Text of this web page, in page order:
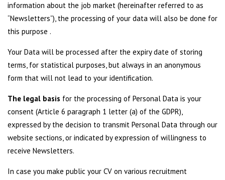
information about the job market (hereinafter referred to as
“Newsletters”), the processing of your data will also be done for
this purpose .
Your Data will be processed after the expiry date of storing
terms, for statistical purposes, but always in an anonymous
form that will not lead to your identification.
The legal basis for the processing of Personal Data is your
consent (Article 6 paragraph 1 letter (a) of the GDPR),
expressed by the decision to transmit Personal Data through our
website sections, or indicated by expression of willingness to
receive Newsletters.
In case you make public your CV on various recruitment